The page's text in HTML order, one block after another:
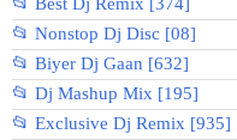
📂 Nonstop Dj Disc [08]
📂 Biyer Dj Gaan [632]
📂 Dj Mashup Mix [195]
📂 Exclusive Dj Remix [935]